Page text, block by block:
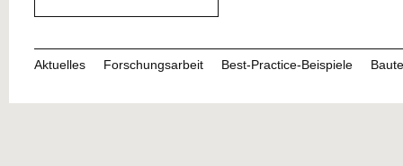
Aktuelles Forschungsarbeit Best-Practice-Beispiele